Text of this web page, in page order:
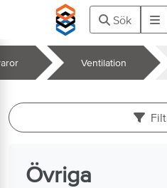
Hoppa till huvudinnehåll
Sök
Ventilation
Övriga